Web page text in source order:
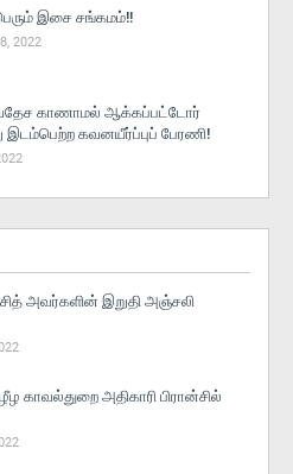
இசை சங்கமம்!!
2022
காணாமல் ஆக்கப்பட்டோர்
கவனயீர்ப்புப் பேரணி!
அவர்களின் இறுதி அஞ்சலி
காவல்துறை அதிகாரி பிரான்சில்